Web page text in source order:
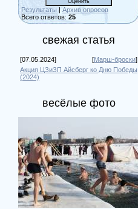
Результаты | Архив опросов
Всего ответов: 25
свежая статья
[07.05.2024] [Марш-броски]
Акция ЦЗиЗП Айсберг ко Дню Победы
(2024)
весёлые фото